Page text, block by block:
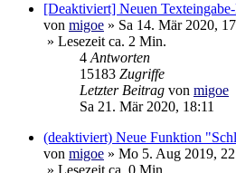
[Deaktiviert] Neuen
von migoe » Sa 14. Mär 2020,
» Lesezeit ca. 2 Min.
4Antworten
15183 Zugriffe
Letzter Beitrag von migoe
Sa 21. Mär 2020, 18:11
(deaktiviert) Neue Funktion
von migoe » Mo 5. Aug 2019,